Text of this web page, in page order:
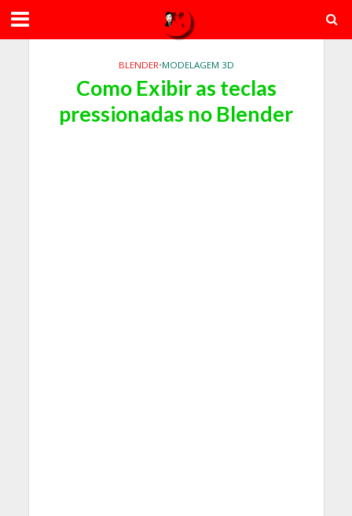
BLENDER•MODELAGEM 3D
Como Exibir as teclas
pressionadas no Blender